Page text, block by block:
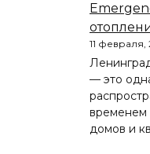
11 февраля,
— это
временем
домов и